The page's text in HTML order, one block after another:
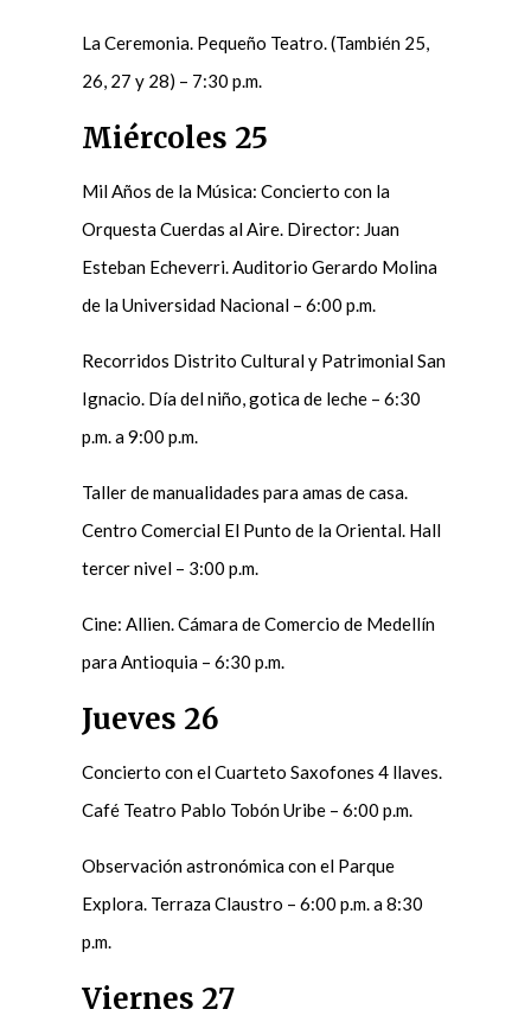
La Ceremonia. Pequeño Teatro. (También 25,
26, 27 y 28) – 7:30 p.m.
Miércoles 25
Mil Años de la Música: Concierto con la
Orquesta Cuerdas al Aire. Director: Juan
Esteban Echeverri. Auditorio Gerardo Molina
de la Universidad Nacional – 6:00 p.m.
Recorridos Distrito Cultural y Patrimonial San
Ignacio. Día del niño, gotica de leche – 6:30
p.m. a 9:00 p.m.
Taller de manualidades para amas de casa.
Centro Comercial El Punto de la Oriental. Hall
tercer nivel – 3:00 p.m.
Cine: Allien. Cámara de Comercio de Medellín
para Antioquia – 6:30 p.m.
Jueves 26
Concierto con el Cuarteto Saxofones 4 llaves.
Café Teatro Pablo Tobón Uribe – 6:00 p.m.
Observación astronómica con el Parque
Explora. Terraza Claustro – 6:00 p.m. a 8:30
p.m.
Viernes 27